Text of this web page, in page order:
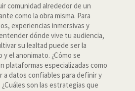
comunidad alrededor de un
como la obra misma. Para
experiencias inmersivas y
dónde vive tu audiencia,
su lealtad puede ser la
el anonimato. ¿Cómo se
plataformas especializadas como
a datos confiables para definir y
son las estrategias que